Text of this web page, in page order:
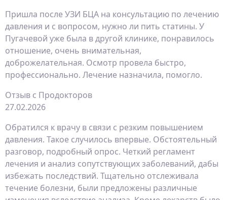
Пришла после УЗИ​ БЦА на консультацию по лечению
давления и с вопросом, нужно ли пить статины. У
Пугачевой уже была в другой клинике, понравилось
отношение, очень внимательная,
доброжелательная. Осмотр провела быстро,
профессионально. Лечение назначила, помогло.
Отзыв с Продокторов
27.02.2026
Обратился к врачу в связи с резким повышением
давления. Такое случилось впервые. Обстоятельный
разговор, подробный опрос. Четкий регламент
лечения и анализ​ сопутствующих заболеваний, дабы
избежать последствий. Тщательно отслеживала
течение болезни, были предложены различные